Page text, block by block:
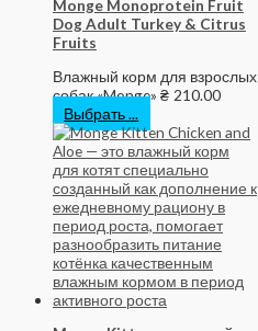
Monge Monoprotein Fruit
Dog Adult Turkey & Citrus
Fruits
Влажный корм для взрослых
собак «Monge» ₴ 210.00
Выбрать ...